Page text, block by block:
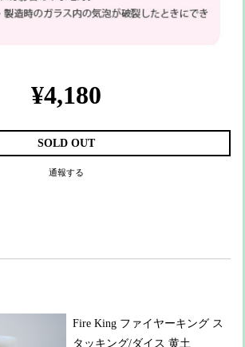
¥4,180
SOLD OUT
通報する
Fire King ファイヤーキング ス
タッキング/ダイス 黄土